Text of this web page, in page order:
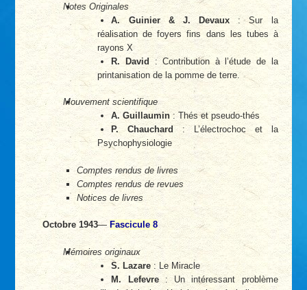
Notes Originales
A. Guinier & J. Devaux : Sur la
réalisation de foyers fins dans les tubes à
rayons X
R. David: Contribution à l’étude de la
printanisation de la pomme de terre.
Mouvement scientifique
A. Guillaumin: Thés et pseudo-thés
P. Chauchard : L’électrochoc et la
Psychophysiologie
Comptes rendus de livres
Comptes rendus de revues
Notices de livres
Octobre 1943— Fascicule 8
Mémoires originaux
S. Lazare : Le Miracle
M. Lefevre: Un intéressant problème